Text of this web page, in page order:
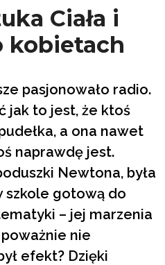
Ciała i
kobietach
pasjonowało radio.
jak to jest, że ktoś
a ona nawet
naprawdę jest.
Newtona, była
szkole gotową do
– jej marzenia
nie
efekt? Dzięki